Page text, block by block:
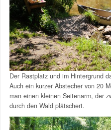
Der Rastplatz und im Hintergrund
Auch ein kurzer Abstecher von 20
man einen kleinen Seitenarm, der
durch den Wald plätschert.